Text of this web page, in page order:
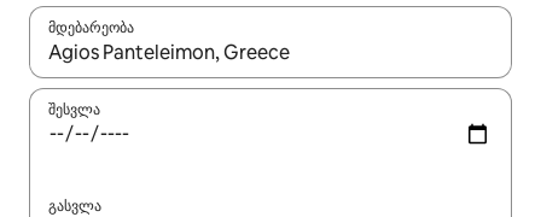
მდებარეობა
როცა შედეგები ხელმისაწვდომი გახდება, ნავიგაციისთვის
შესვლა
გასვლა